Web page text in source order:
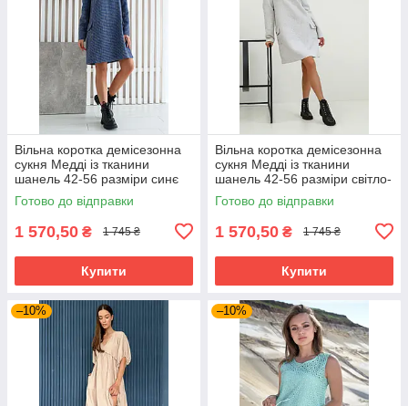
Вільна коротка демісезонна
сукня Медді із тканини
шанель 42-56 разміри синє
Готово до відправки
1 570,50 ₴ 1 745 ₴
Купити
Вільна коротка демісезонна
сукня Медді із тканини
шанель 42-56 разміри світло-
сіра
Готово до відправки
1 570,50 ₴ 1 745 ₴
Купити
–10% –10%